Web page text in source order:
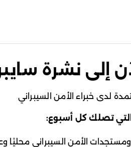
إلى نشرة
لدى خبراء الأمن السيبراني
التي تصلك كل أسبوع:
الأمن السيبراني محليًا